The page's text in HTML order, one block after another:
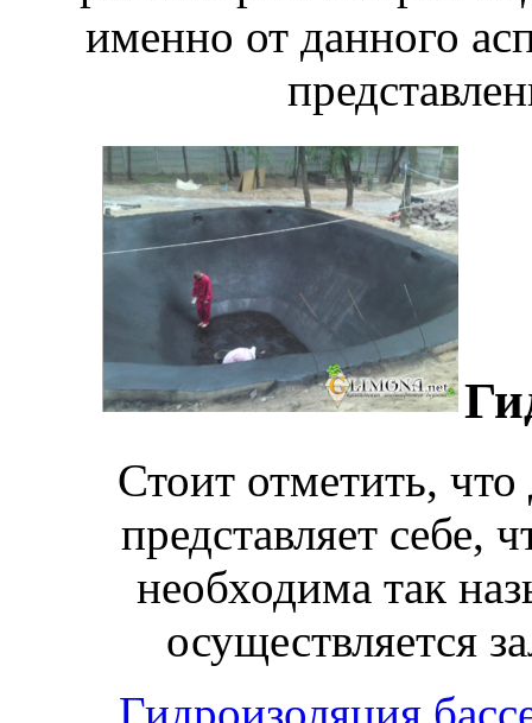
именно от данного
Стоит отметить,
представляет себе,
необходима так
осуществляется
Гидроизоляция